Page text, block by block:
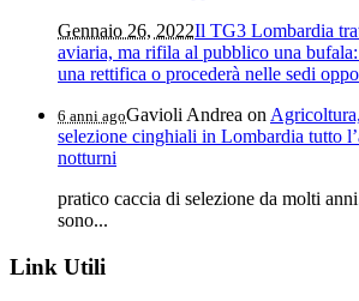
Gennaio 26, 2022Il TG3 Lombardia
aviaria, ma rifila al pubblico una
una rettifica o procederà nelle sedi
6 anni agoGavioli Andrea on
selezione cinghiali in Lombardia tutto
notturni
pratico caccia di selezione da molti
sono...
Link Utili